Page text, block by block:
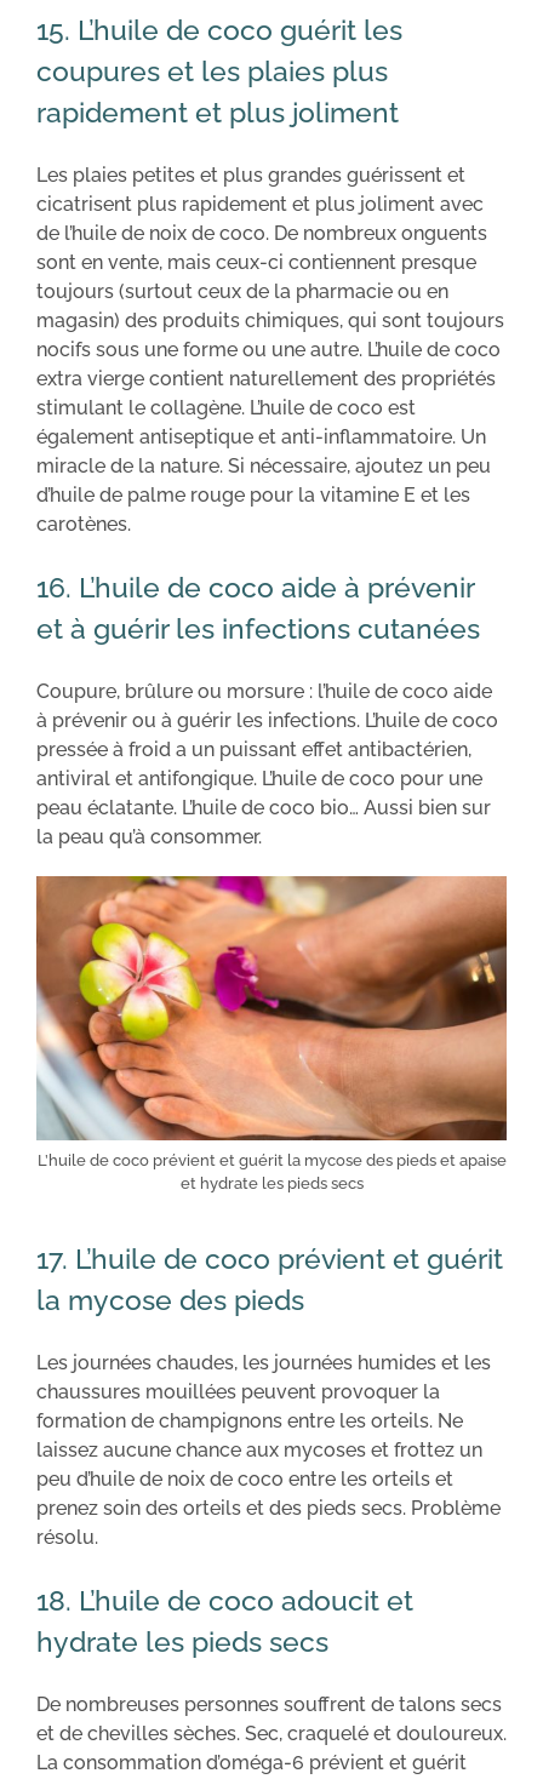
15. L’huile de coco guérit les
coupures et les plaies plus
rapidement et plus joliment
Les plaies petites et plus grandes guérissent et
cicatrisent plus rapidement et plus joliment avec
de l’huile de noix de coco. De nombreux onguents
sont en vente, mais ceux-ci contiennent presque
toujours (surtout ceux de la pharmacie ou en
magasin) des produits chimiques, qui sont toujours
nocifs sous une forme ou une autre. L’huile de coco
extra vierge contient naturellement des propriétés
stimulant le collagène. L’huile de coco est
également antiseptique et anti-inflammatoire. Un
miracle de la nature. Si nécessaire, ajoutez un peu
d’huile de palme rouge pour la vitamine E et les
carotènes.
16. L’huile de coco aide à prévenir
et à guérir les infections cutanées
Coupure, brûlure ou morsure : l’huile de coco aide
à prévenir ou à guérir les infections. L’huile de coco
pressée à froid a un puissant effet antibactérien,
antiviral et antifongique. L’huile de coco pour une
peau éclatante. L’huile de coco bio… Aussi bien sur
la peau qu’à consommer.
L’huile de coco prévient et guérit la mycose des pieds et apaise
et hydrate les pieds secs
17. L’huile de coco prévient et guérit
la mycose des pieds
Les journées chaudes, les journées humides et les
chaussures mouillées peuvent provoquer la
formation de champignons entre les orteils. Ne
laissez aucune chance aux mycoses et frottez un
peu d’huile de noix de coco entre les orteils et
prenez soin des orteils et des pieds secs. Problème
résolu.
18. L’huile de coco adoucit et
hydrate les pieds secs
De nombreuses personnes souffrent de talons secs
et de chevilles sèches. Sec, craquelé et douloureux.
La consommation d’oméga-6 prévient et guérit